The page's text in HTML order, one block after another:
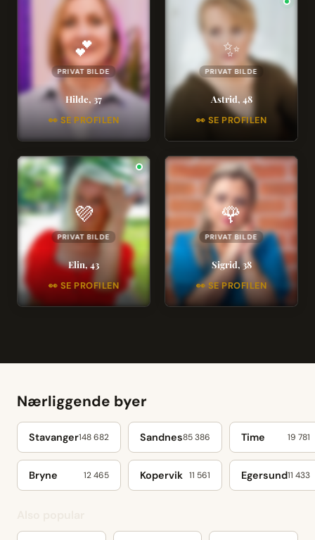
💕
PRIVAT BILDE
Hilde, 37
👀 SE PROFILEN
✨
PRIVAT BILDE
Astrid, 48
👀 SE PROFILEN
💜
PRIVAT BILDE
Elin, 43
👀 SE PROFILEN
🌹
PRIVAT BILDE
Sigrid, 38
👀 SE PROFILEN
Nærliggende byer
Stavanger148 682 Sandnes85 386 Time 19 781
Bryne 12 465 Kopervik 11 561 Egersund11 433